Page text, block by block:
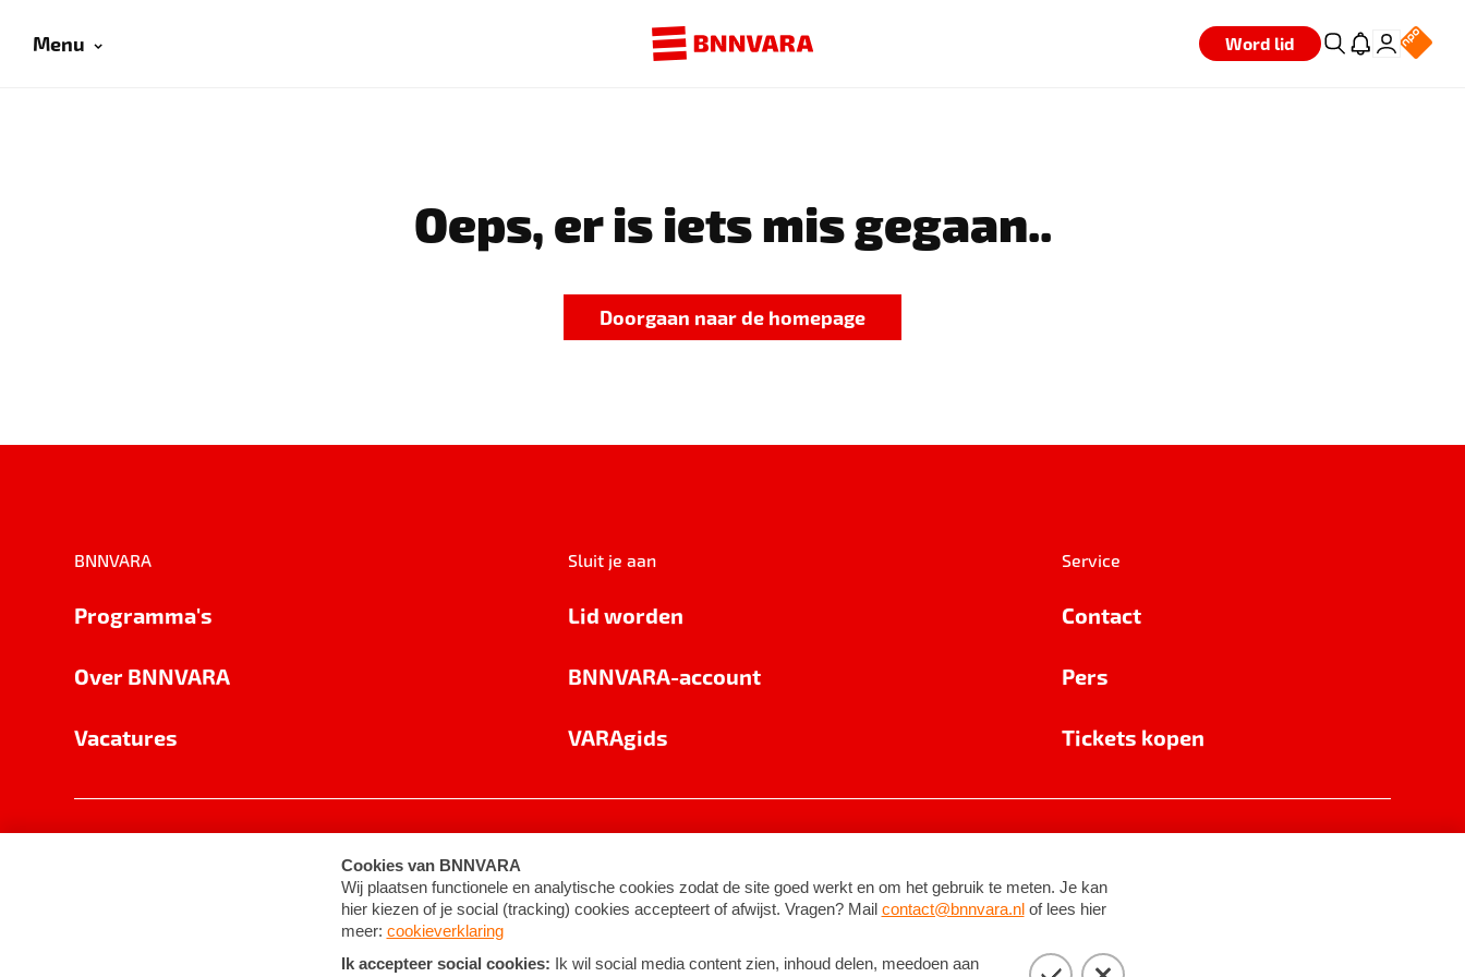
Menu Word lid
Oeps, er is iets mis gegaan..
Doorgaan naar de homepage
BNNVARA
Programma's
Over BNNVARA
Vacatures
Sluit je aan
Lid worden
BNNVARA-account
VARAgids
Service
Contact
Pers
Tickets kopen
Cookie-instellingen Algemene voorwaarden ©2026BNNVARA